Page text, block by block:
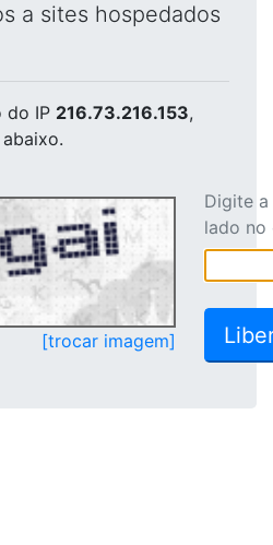
a sites hospedados
do IP 216.73.216.153,
[trocar imagem]
Digite
lado no